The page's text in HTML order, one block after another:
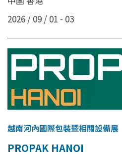
2026 / 09 / 01 - 03
越南河內國際包裝暨相關設備展
PROPAK HANOI